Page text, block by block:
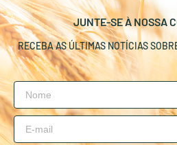
JUNTE-SE À NOSSA
RECEBA AS ÚLTIMAS NOTÍCIAS